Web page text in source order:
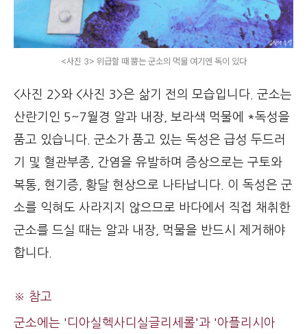
<사진 3> 위급할 때 뿜는 군소의 먹물 여기엔 독이 있다
<사진 2>와 <사진 3>은 삶기 전의 모습입니다. 군소는
산란기인 5~7월경 알과 내장, 보라색 먹물에 *독성을
품고 있습니다. 군소가 품고 있는 독성은 급성 두드러
기 및 혈관부종, 간염을 유발하며 증상으로는 구토와
복통, 현기증, 황달 현상으로 나타납니다. 이 독성은 군
소를 익혀도 사라지지 않으므로 바다에서 직접 채취한
군소를 드실 때는 알과 내장, 먹물을 반드시 제거해야
합니다.
※ 참고
군소에는 '디아실헥사디실글리세롤'과 '아플리시아